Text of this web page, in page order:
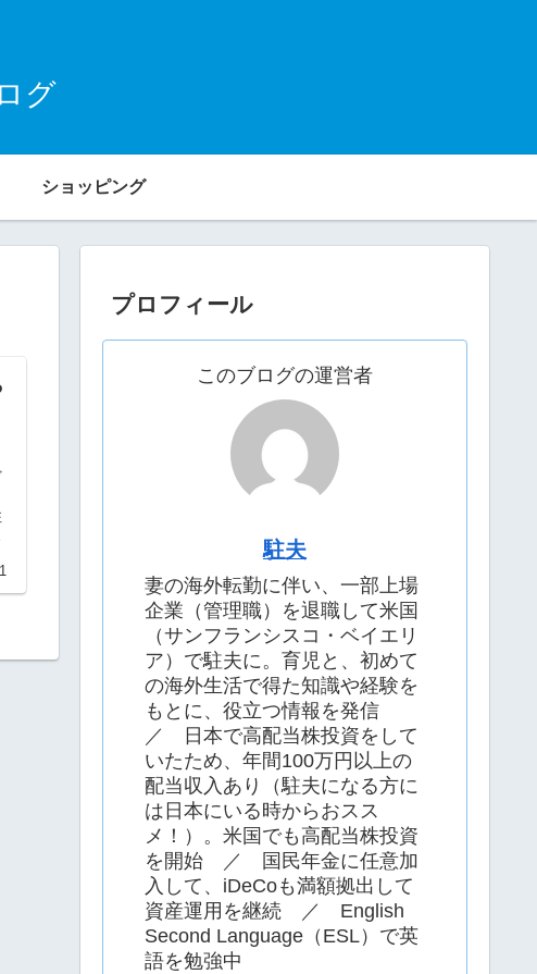
グ
ショッピング
プロフィール
このブログの運営者
駐夫
妻の海外転勤に伴い、一部上場
企業（管理職）を退職して米国
（サンフランシスコ・ベイエリ
ア）で駐夫に。育児と、初めて
の海外生活で得た知識や経験を
もとに、役立つ情報を発信
／ 日本で高配当株投資をして
いたため、年間100万円以上の
配当収入あり（駐夫になる方に
は日本にいる時からおスス
メ！）。米国でも高配当株投資
を開始 ／ 国民年金に任意加
入して、iDeCoも満額拠出して
資産運用を継続 ／ English
Second Language（ESL）で英
語を勉強中